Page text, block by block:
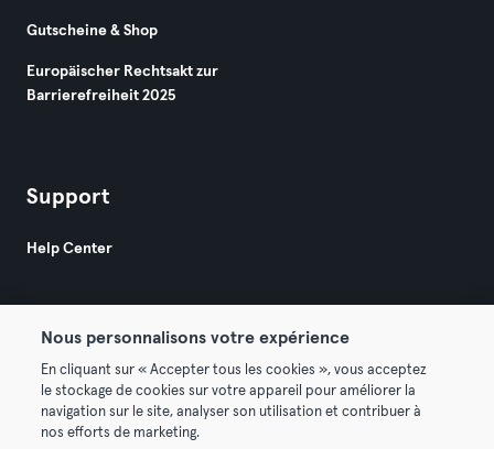
Gutscheine & Shop
Europäischer Rechtsakt zur
Barrierefreiheit 2025
Support
Help Center
© 2026 Urban Sports Group GmbH. All rights reserved.
AGB Datenschutz
Nous personnalisons votre expérience
En cliquant sur « Accepter tous les cookies », vous acceptez
le stockage de cookies sur votre appareil pour améliorer la
navigation sur le site, analyser son utilisation et contribuer à
nos efforts de marketing.